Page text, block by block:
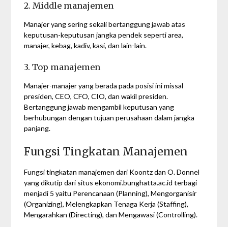
2. Middle manajemen
Manajer yang sering sekali bertanggung jawab atas
keputusan-keputusan jangka pendek seperti area,
manajer, kebag, kadiv, kasi, dan lain-lain.
3. Top manajemen
Manajer-manajer yang berada pada posisi ini missal
presiden, CEO, CFO, CIO, dan wakil presiden.
Bertanggung jawab mengambil keputusan yang
berhubungan dengan tujuan perusahaan dalam jangka
panjang.
Fungsi Tingkatan Manajemen
Fungsi tingkatan manajemen dari Koontz dan O. Donnel
yang dikutip dari situs ekonomi.bunghatta.ac.id terbagi
menjadi 5 yaitu Perencanaan (Planning), Mengorganisir
(Organizing), Melengkapkan Tenaga Kerja (Staffing),
Mengarahkan (Directing), dan Mengawasi (Controlling).